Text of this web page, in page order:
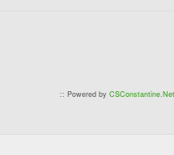
:: Powered by CSConstantine.Net